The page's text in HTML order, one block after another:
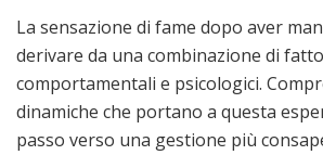
La sensazione di fame dopo aver
derivare da una combinazione di
comportamentali e psicologici.
dinamiche che portano a questa
passo verso una gestione più